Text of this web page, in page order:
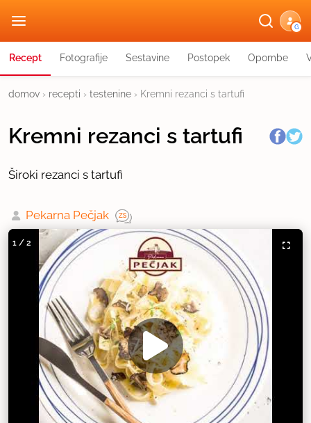
G
Recept Fotografije Sestavine Postopek Opombe
domov › recepti › testenine › Kremni rezanci s tartufi
Kremni rezanci s tartufi
Široki rezanci s tartufi
Pekarna Pečjak
1 / 2